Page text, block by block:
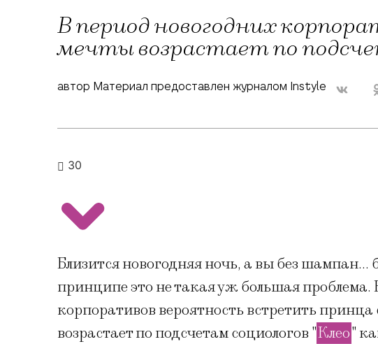
В период новогодних
мечты возрастает по
автор Материал предоставлен журналом Instyle
30
​Близится новогодняя ночь, а вы без
принципе это не такая уж большая проблема.
корпоративов вероятность встретить
возрастает по подсчетам социологов "Клео"